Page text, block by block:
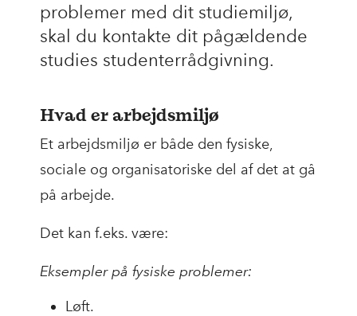
problemer med dit studiemiljø,
skal du kontakte dit pågældende
studies studenterrådgivning.
Hvad er arbejdsmiljø
Et arbejdsmiljø er både den fysiske,
sociale og organisatoriske del af det at gå
på arbejde.
Det kan f.eks. være:
Eksempler på fysiske problemer:
Løft.